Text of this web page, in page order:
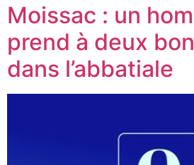
Moissac : un
prend à deux
dans l’abbatiale